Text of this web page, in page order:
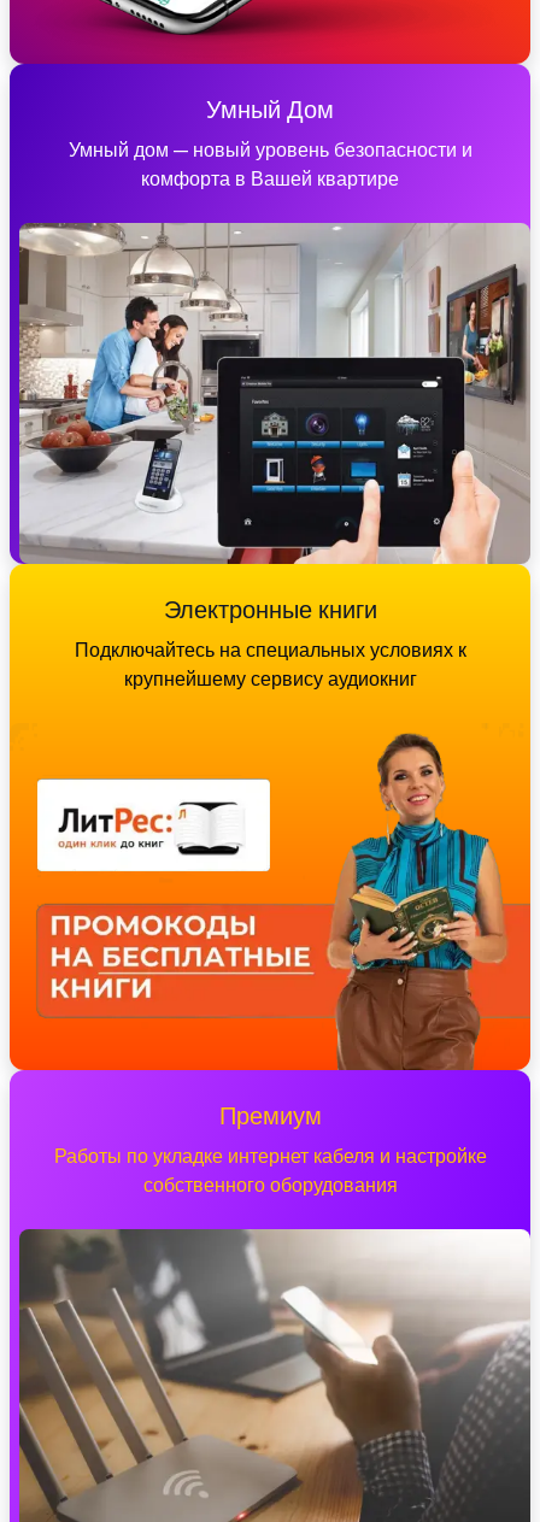
Умный Дом
Умный дом — новый уровень безопасности и
комфорта в Вашей квартире
Электронные книги
Подключайтесь на специальных условиях к
крупнейшему сервису аудиокниг
Премиум
Работы по укладке интернет кабеля и настройке
собственного оборудования